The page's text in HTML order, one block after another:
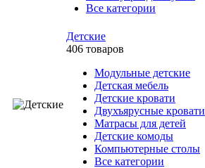
Все категории
Детские
406 товаров
Модульные детские
Детская мебель
Детские кровати
Двухъярусные кровати
Матрасы для детей
Детские комоды
Компьютерные столы
Все категории